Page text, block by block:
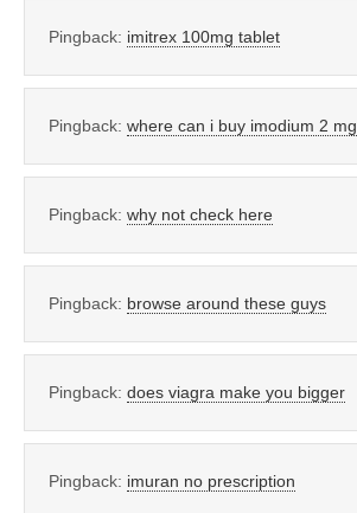
Pingback: imitrex 100mg tablet
Pingback: where can i buy imodium 2 mg
Pingback: why not check here
Pingback: browse around these guys
Pingback: does viagra make you bigger
Pingback: imuran no prescription